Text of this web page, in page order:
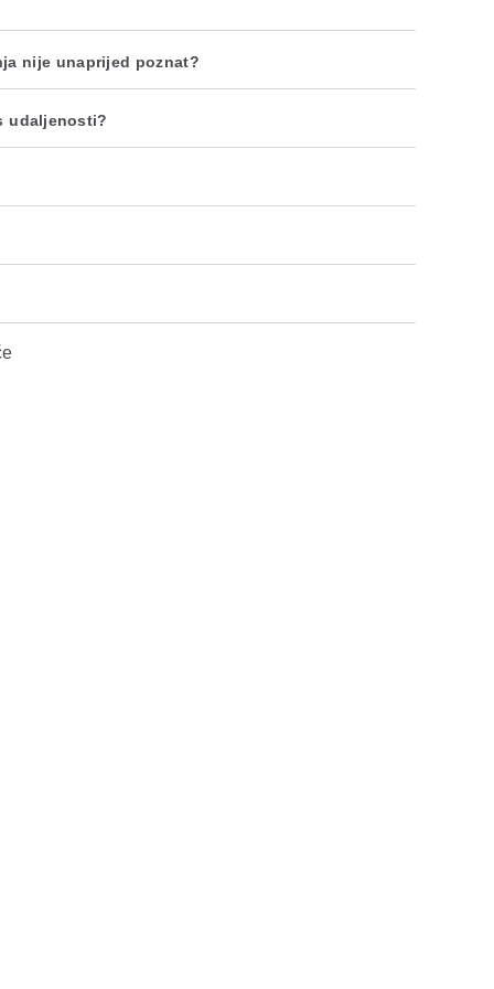
nije unaprijed poznat?
udaljenosti?